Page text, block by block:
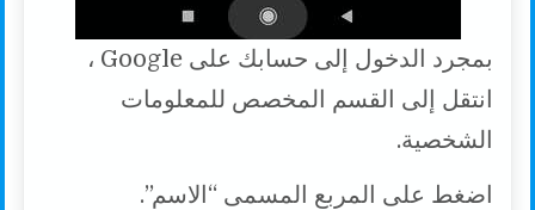
بمجرد الدخول إلى حسابك على Google ،
انتقل إلى القسم المخصص للمعلومات
الشخصية.
اضغط على المربع المسمى “الاسم”.